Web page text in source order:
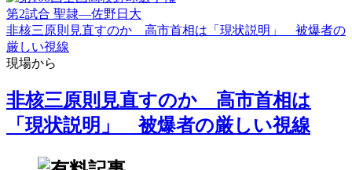
第2試合 聖隷―佐野日大
非核三原則見直すのか 高市首相は「現状説明」 被爆者の
厳しい視線
現場から
非核三原則見直すのか 高市首相は
「現状説明」 被爆者の厳しい視線